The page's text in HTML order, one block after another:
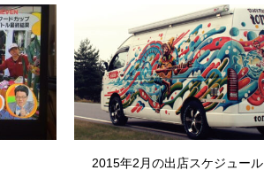
2015年2月の出店スケジュール